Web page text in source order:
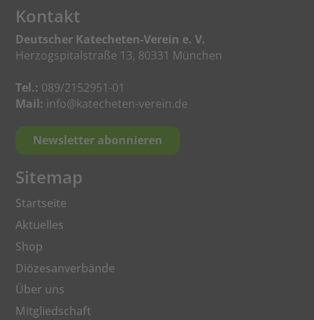
Kontakt
Deutscher Katecheten-Verein e. V.
Herzogspitalstraße 13, 80331 München
Tel.: 089/2152951-01
Mail: info@katecheten-verein.de
Newsletter abonnieren
Sitemap
Startseite
Aktuelles
Shop
Diözesanverbände
Über uns
Mitgliedschaft